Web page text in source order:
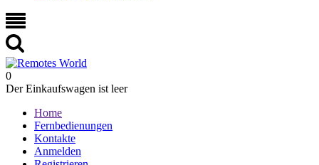
0
Der Einkaufswagen ist leer
Home
Fernbedienungen
Kontakte
Anmelden